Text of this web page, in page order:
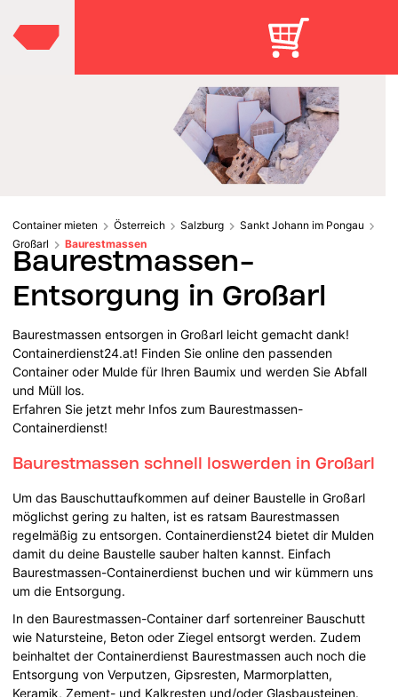
Container mieten Österreich Salzburg
Sankt Johann im Pongau
Großarl
Baurestmassen
Baurestmassen-
Entsorgung in Großarl
Baurestmassen entsorgen in Großarl leicht gemacht dank!
Containerdienst24.at! Finden Sie online den passenden
Container oder Mulde für Ihren Baumix und werden Sie Abfall
und Müll los.
Erfahren Sie jetzt mehr Infos zum Baurestmassen-
Containerdienst!
Baurestmassen schnell loswerden in Großarl
Um das Bauschuttaufkommen auf deiner Baustelle in Großarl
möglichst gering zu halten, ist es ratsam Baurestmassen
regelmäßig zu entsorgen. Containerdienst24 bietet dir Mulden
damit du deine Baustelle sauber halten kannst. Einfach
Baurestmassen-Containerdienst buchen und wir kümmern uns
um die Entsorgung.
In den Baurestmassen-Container darf sortenreiner Bauschutt
wie Natursteine, Beton oder Ziegel entsorgt werden. Zudem
beinhaltet der Containerdienst Baurestmassen auch noch die
Entsorgung von Verputzen, Gipsresten, Marmorplatten,
Keramik, Zement- und Kalkresten und/oder Glasbausteinen.